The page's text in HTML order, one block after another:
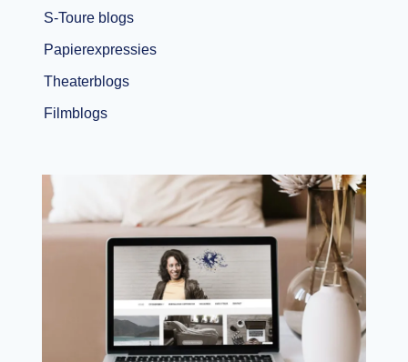
S-Toure blogs
Papierexpressies
Theaterblogs
Filmblogs